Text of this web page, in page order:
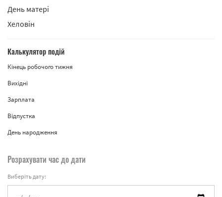
День матері
Хеловін
Калькулятор подій
Кінець робочого тижня
Вихідні
Зарплата
Відпустка
День народження
Розрахувати час до дати
Виберіть дату: